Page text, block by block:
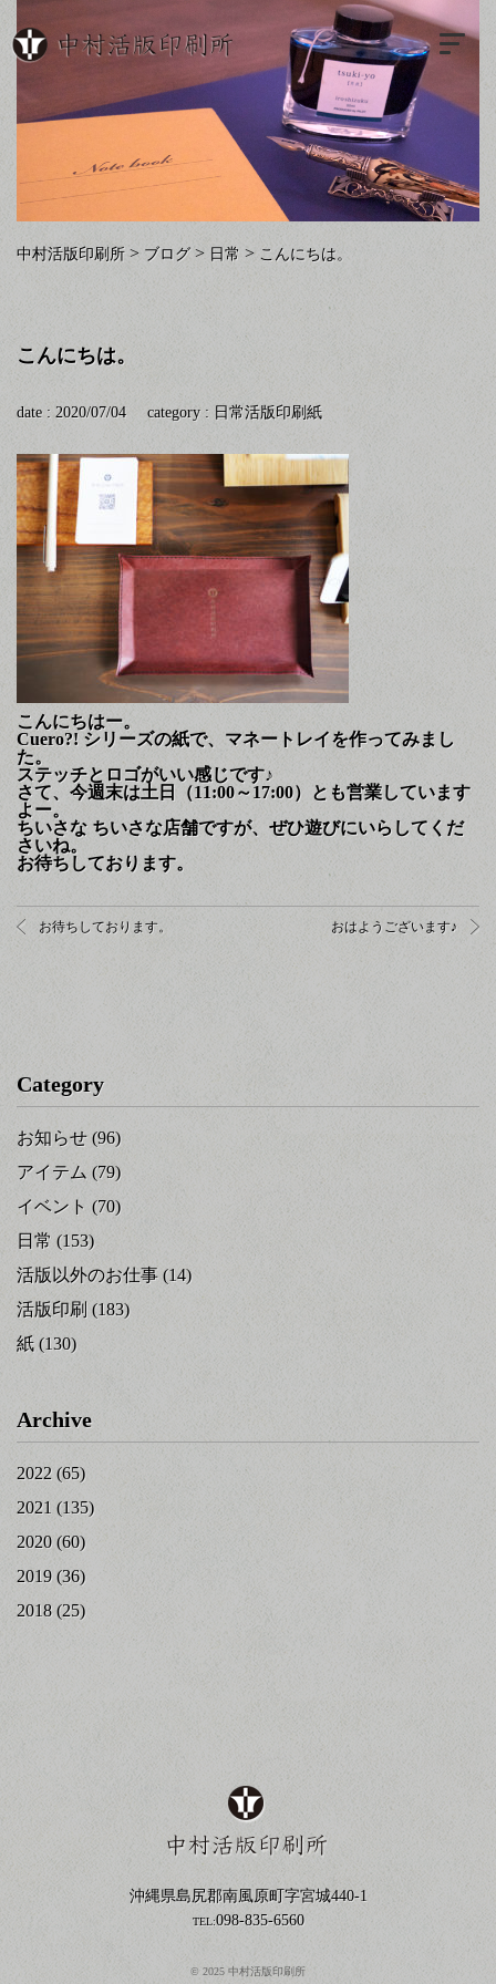
中村活版印刷所 > ブログ > 日常 > こんにちは。
こんにちは。
date : 2020/07/04 category : 日常活版印刷 紙
こんにちはー。
Cuero?! シリーズの紙で、マネートレイを作ってみまし
た。
ステッチとロゴがいい感じです♪
さて、今週末は土日（11:00～17:00）とも営業しています
よー。
ちいさな ちいさな店舗ですが、ぜひ遊びにいらしてくだ
さいね。
お待ちしております。
お待ちしております。 おはようございます♪
Category
お知らせ (96)
アイテム (79)
イベント (70)
日常 (153)
活版以外のお仕事 (14)
活版印刷 (183)
紙 (130)
Archive
2022 (65)
2021 (135)
2020 (60)
2019 (36)
2018 (25)
沖縄県島尻郡南風原町字宮城440-1
TEL:098-835-6560
© 2025 中村活版印刷所